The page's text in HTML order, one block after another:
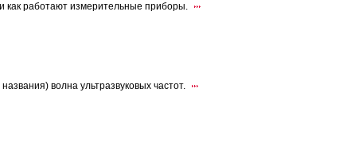
и как работают измерительные приборы.
волна ультразвуковых частот.